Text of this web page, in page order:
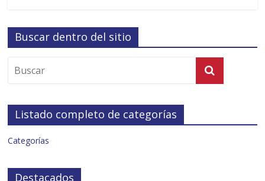
Buscar dentro del sitio
Listado completo de categorías
Categorías
Destacados